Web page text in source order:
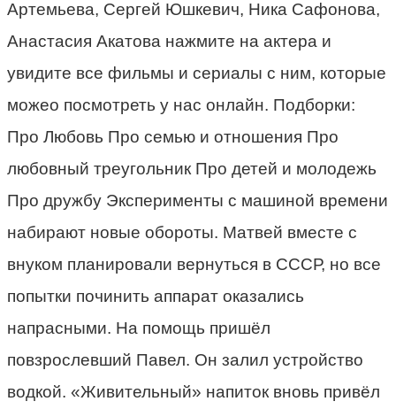
Артемьева, Сергей Юшкевич, Ника Сафонова,
Анастасия Акатова нажмите на актера и
увидите все фильмы и сериалы с ним, которые
можео посмотреть у нас онлайн. Подборки:
Про Любовь Про семью и отношения Про
любовный треугольник Про детей и молодежь
Про дружбу Эксперименты с машиной времени
набирают новые обороты. Матвей вместе с
внуком планировали вернуться в СССР, но все
попытки починить аппарат оказались
напрасными. На помощь пришёл
повзрослевший Павел. Он залил устройство
водкой. «Живительный» напиток вновь привёл